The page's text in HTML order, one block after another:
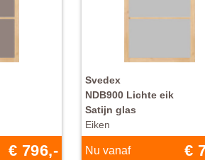
€ 796,-
Svedex
NDB900 Lichte eik
Satijn glas
Eiken
Nu vanaf €